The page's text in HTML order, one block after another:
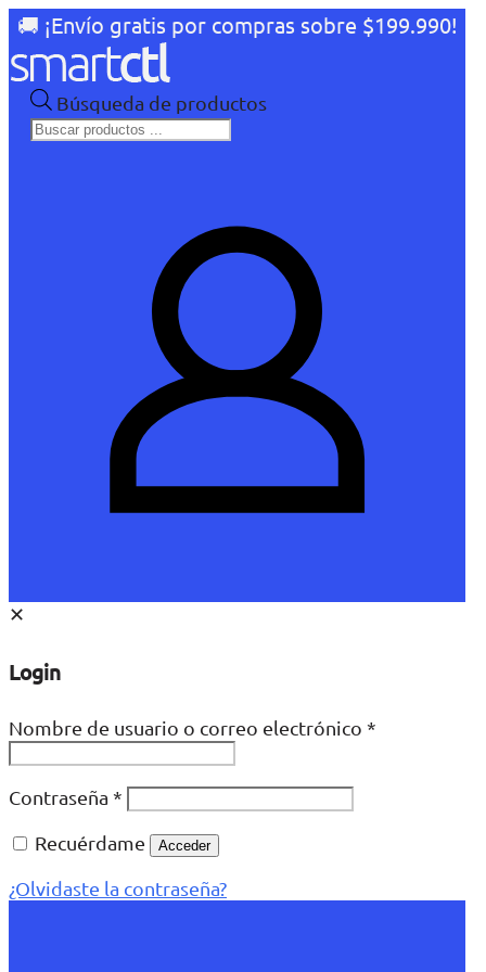
🚚 ¡Envío gratis por compras sobre $199.990!
Búsqueda de productos
✕
Login
Nombre de usuario o correo electrónico *
Contraseña *
Recuérdame
Acceder
¿Olvidaste la contraseña?